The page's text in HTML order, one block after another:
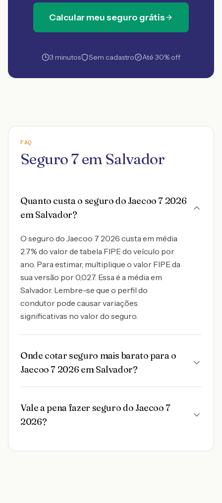
Calcular meu seguro grátis
3 minutos Sem cadastro Até 30% off
FAQ
Seguro 7 em Salvador
Quanto custa o seguro do Jaecoo 7 2026
em Salvador?
O seguro do Jaecoo 7 2026 custa em média
2.7% do valor de tabela FIPE do veículo por
ano. Para estimar, multiplique o valor FIPE da
sua versão por 0,027. Essa é a média em
Salvador. Lembre-se que o perfil do
condutor pode causar variações
significativas no valor do seguro.
Onde cotar seguro mais barato para o
Jaecoo 7 2026 em Salvador?
Vale a pena fazer seguro do Jaecoo 7
2026?